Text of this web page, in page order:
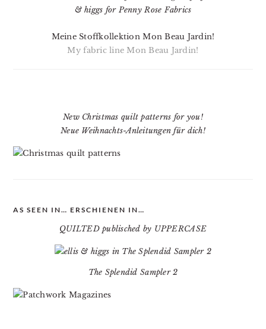
Meine Stoffkollektion Mon Beau Jardin!
My fabric line Mon Beau Jardin!
New Christmas quilt patterns for you!
Neue Weihnachts-Anleitungen für dich!
AS SEEN IN… ERSCHIENEN IN…
QUILTED publisched by UPPERCASE
The Splendid Sampler 2